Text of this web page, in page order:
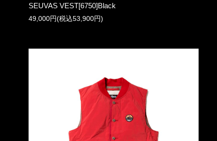
SEUVAS VEST[6750]Black
49,000円(税込53,900円)